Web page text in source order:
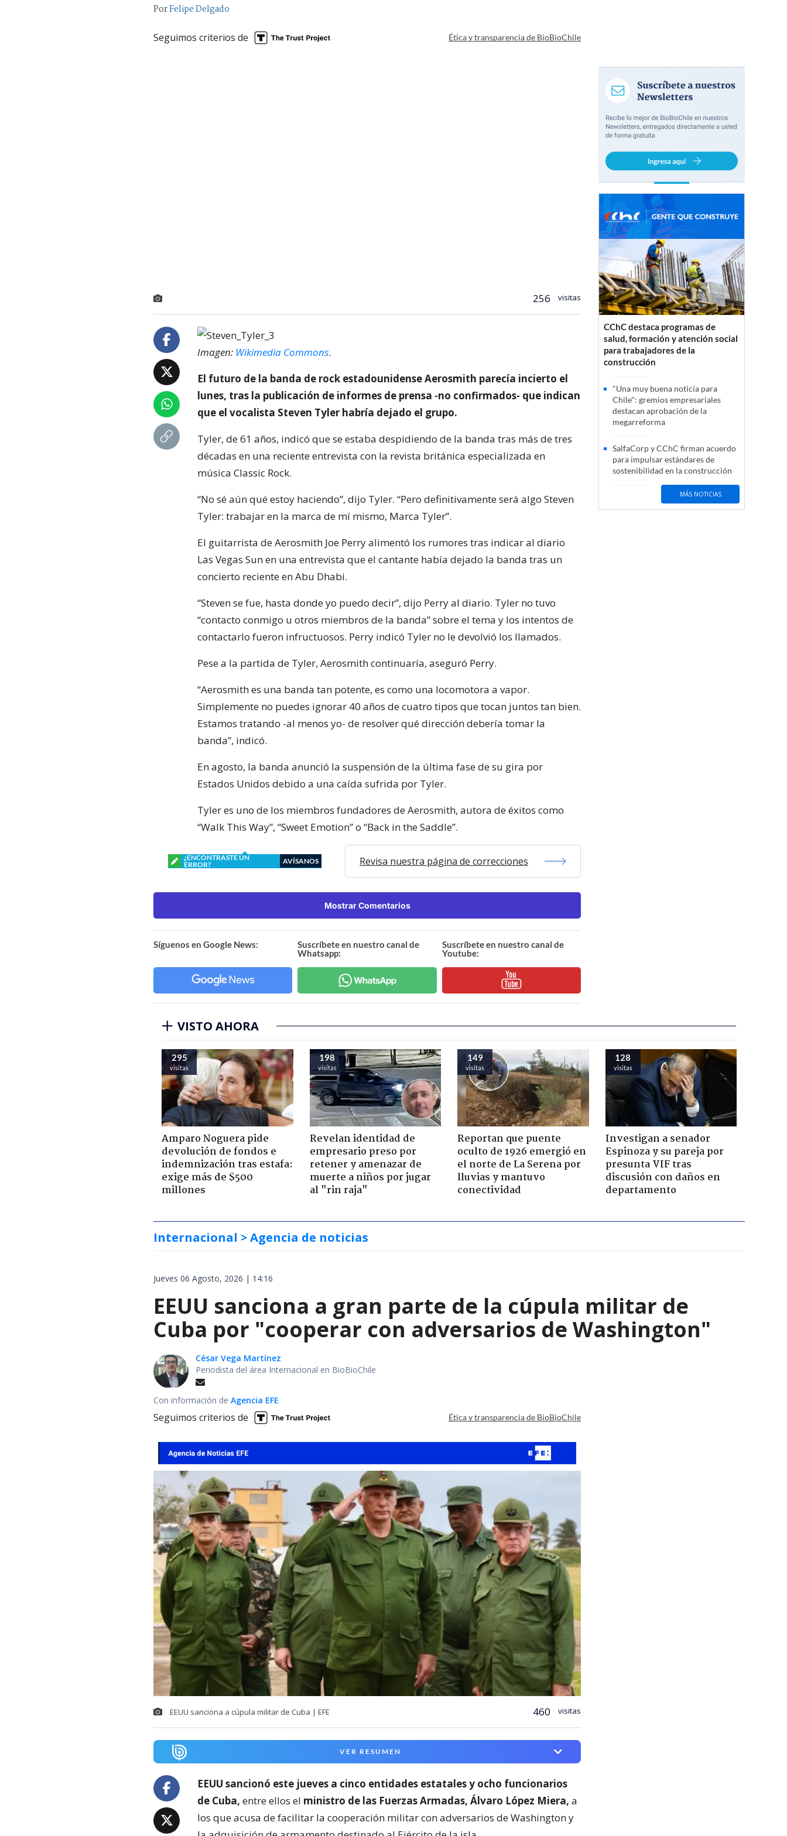
PorFelipe Delgado
Seguimos criterios de Ética y transparencia de BioBioChile
256 visitas
Imagen: Wikimedia Commons.
El futuro de la banda de rock estadounidense Aerosmith parecía incierto el
lunes, tras la publicación de informes de prensa -no confirmados- que indican
que el vocalista Steven Tyler habría dejado el grupo.
Tyler, de 61 años, indicó que se estaba despidiendo de la banda tras más de tres
décadas en una reciente entrevista con la revista británica especializada en
música Classic Rock.
“No sé aún qué estoy haciendo”, dijo Tyler. “Pero definitivamente será algo Steven
Tyler: trabajar en la marca de mí mismo, Marca Tyler”.
El guitarrista de Aerosmith Joe Perry alimentó los rumores tras indicar al diario
Las Vegas Sun en una entrevista que el cantante había dejado la banda tras un
concierto reciente en Abu Dhabi.
“Steven se fue, hasta donde yo puedo decir”, dijo Perry al diario. Tyler no tuvo
“contacto conmigo u otros miembros de la banda” sobre el tema y los intentos de
contactarlo fueron infructuosos. Perry indicó Tyler no le devolvió los llamados.
Pese a la partida de Tyler, Aerosmith continuaría, aseguró Perry.
“Aerosmith es una banda tan potente, es como una locomotora a vapor.
Simplemente no puedes ignorar 40 años de cuatro tipos que tocan juntos tan bien.
Estamos tratando -al menos yo- de resolver qué dirección debería tomar la
banda”, indicó.
En agosto, la banda anunció la suspensión de la última fase de su gira por
Estados Unidos debido a una caída sufrida por Tyler.
Tyler es uno de los miembros fundadores de Aerosmith, autora de éxitos como
“Walk This Way”, “Sweet Emotion” o “Back in the Saddle”.
¿ENCONTRASTE UN
ERROR?
AVÍSANOS Revisa nuestra página de correcciones
Mostrar Comentarios
Síguenos en Google News:
Suscríbete en nuestro canal de
Whatsapp:
Suscríbete en nuestro canal de
Youtube:
CChC destaca programas de
salud, formación y atención social
para trabajadores de la
construcción
"Una muy buena noticia para
Chile": gremios empresariales
destacan aprobación de la
megarreforma
SalfaCorp y CChC firman acuerdo
para impulsar estándares de
sostenibilidad en la construcción
MÁS NOTICIAS
VISTO AHORA
295
visitas
Amparo Noguera pide
devolución de fondos e
indemnización tras estafa:
exige más de $500
millones
198
visitas
Revelan identidad de
empresario preso por
retener y amenazar de
muerte a niños por jugar
al "rin raja"
149
visitas
Reportan que puente
oculto de 1926 emergió en
el norte de La Serena por
lluvias y mantuvo
conectividad
128
visitas
Investigan a senador
Espinoza y su pareja por
presunta VIF tras
discusión con daños en
departamento
Internacional > Agencia de noticias
Jueves 06 Agosto, 2026 | 14:16
EEUU sanciona a gran parte de la cúpula militar de
Cuba por "cooperar con adversarios de Washington"
César Vega Martínez
Periodista del área Internacional en BioBioChile
Con información de Agencia EFE
Seguimos criterios de Ética y transparencia de BioBioChile
EEUU sanciona a cúpula militar de Cuba | EFE 460 visitas
VER RESUMEN
EEUU sancionó este jueves a cinco entidades estatales y ocho funcionarios
de Cuba, entre ellos el ministro de las Fuerzas Armadas, Álvaro López Miera, a
los que acusa de facilitar la cooperación militar con adversarios de Washington y